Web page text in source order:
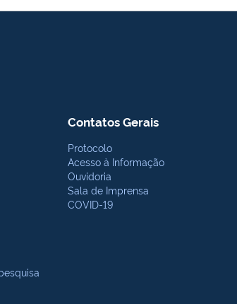
Contatos Gerais
Protocolo
Acesso à Informação
Ouvidoria
Sala de Imprensa
COVID-19